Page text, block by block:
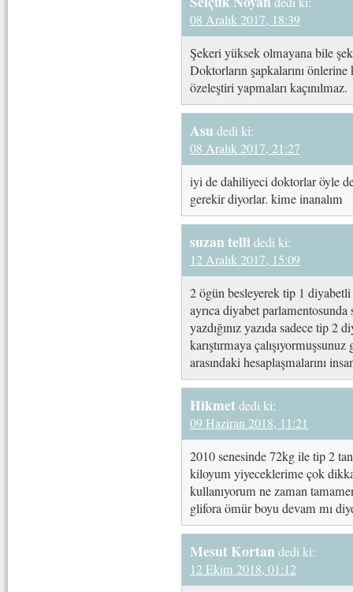
08 Aralık 2017, 18:39
Şekeri yüksek olmayana bile
Doktorların şapkalarını
özeleştiri yapmaları kaçınılmaz.
Asu dedi ki:
08 Aralık 2017, 21:27
iyi de dahiliyeci doktorlar öyle
gerekir diyorlar. kime inanalım
suzan telli dedi ki:
12 Aralık 2017, 15:09
2 ögün besleyerek tip 1
ayrıca diyabet parlamentosunda
yazdığınız yazıda sadece tip 2
karıştırmaya
arasındaki hesaplaşmalarını
Hikmetdedi ki:
09 Haziran 2018, 11:21
2010 senesinde 72kg ile tip 2
kiloyum yiyeceklerime çok
kullanıyorum ne zaman
glifora ömür boyu devam mı
Mesut Kortandedi ki:
12 Ekim 2018, 01:12